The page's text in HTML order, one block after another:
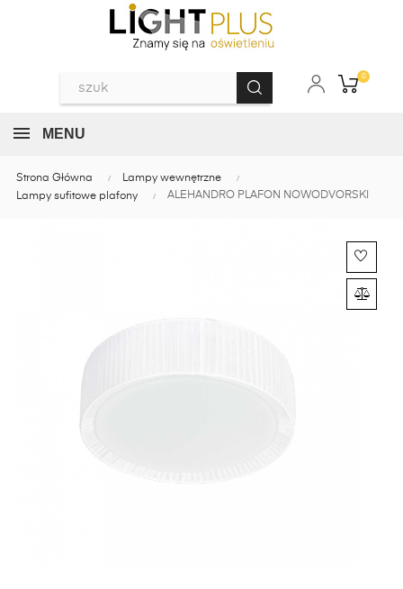
0
MENU
Strona Główna
Lampy wewnętrzne
Lampy sufitowe plafony
ALEHANDRO PLAFON NOWODVORSKI